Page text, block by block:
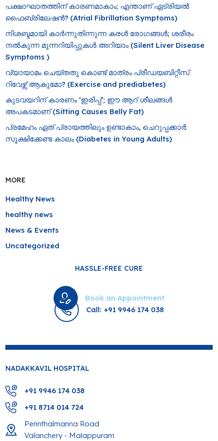
പക്ഷാഘാതത്തിന് കാരണമാകാം; എന്താണ് ഏട്രിയൽ
ഫൈബ്രിലേഷൻ? (Atrial Fibrillation Symptoms)
നിശബ്ദമായി കാർന്നുതിന്നുന്ന കരൾ രോഗങ്ങൾ; ശരീരം
നൽകുന്ന മുന്നറിയിപ്പുകൾ അറിയാം (Silent Liver Disease
Symptoms )
വ്യായാമം ചെയ്തതു കൊണ്ട് മാത്രം പ്രീഡയബിറ്റീസ്
റിവേഴ്സ് ആകുമോ? (Exercise and prediabetes)
കുടവയറിന് കാരണം ‘ഇരിപ്പ്’; ഈ ആറ് ശീലങ്ങൾ
അപകടമാണ് (Sitting Causes Belly Fat)
പ്രമേഹം ഏത് പ്രായത്തിലും ഉണ്ടാകാം, ചെറുപ്പക്കാർ
സൂക്ഷിക്കേണ്ട കാലം (Diabetes in Young Adults)
MORE
Healthy News
healthy news
News & Events
Uncategorized
HASSLE-FREE CURE
Book an Appointment
Call: +91 9946 174 038
NADAKKAVIL HOSPITAL
+91 9946 174 038
+91 8714 014 724
Perinthalmanna Road
Valanchery - Malappuram